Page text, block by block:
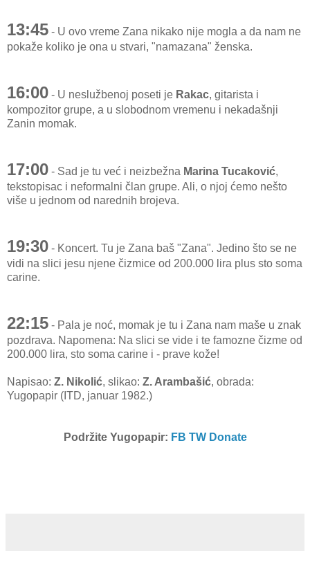
13:45 - U ovo vreme Zana nikako nije mogla a da nam ne
pokaže koliko je ona u stvari, "namazana" ženska.
16:00 - U neslužbenoj poseti je Rakac, gitarista i
kompozitor grupe, a u slobodnom vremenu i nekadašnji
Zanin momak.
17:00 - Sad je tu već i neizbežna Marina Tucaković,
tekstopisac i neformalni član grupe. Ali, o njoj ćemo nešto
više u jednom od narednih brojeva.
19:30 - Koncert. Tu je Zana baš "Zana". Jedino što se ne
vidi na slici jesu njene čizmice od 200.000 lira plus sto soma
carine.
22:15 - Pala je noć, momak je tu i Zana nam maše u znak
pozdrava. Napomena: Na slici se vide i te famozne čizme od
200.000 lira, sto soma carine i - prave kože!
Napisao: Z. Nikolić, slikao: Z. Arambašić, obrada:
Yugopapir (ITD, januar 1982.)
Podržite Yugopapir: FB TW Donate